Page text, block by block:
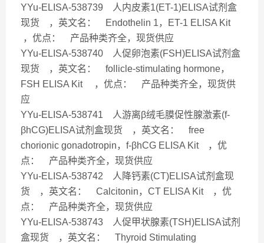
YYu-ELISA-538739 人内皮素1(ET-1)ELISA试剂盒
现货 ，英文名： Endothelin 1，ET-1 ELISA Kit
，优点： 产品种类齐全，现货供应
YYu-ELISA-538740 人促卵泡素(FSH)ELISA试剂盒
现货 ，英文名： follicle-stimulating hormone，
FSH ELISA Kit ，优点： 产品种类齐全，现货供
应
YYu-ELISA-538741 人游离β绒毛膜促性腺激素(f-
βhCG)ELISA试剂盒现货 ，英文名： free
chorionic gonadotropin，f-βhCG ELISA Kit ，优
点： 产品种类齐全，现货供应
YYu-ELISA-538742 人降钙素(CT)ELISA试剂盒现
货 ，英文名： Calcitonin，CT ELISA Kit ，优
点： 产品种类齐全，现货供应
YYu-ELISA-538743 人促甲状腺素(TSH)ELISA试剂
盒现货 ，英文名： Thyroid Stimulating